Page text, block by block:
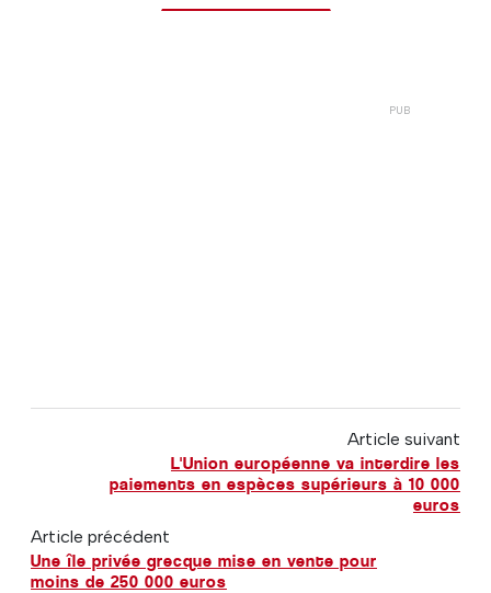
Article suivant
L'Union européenne va interdire les
paiements en espèces supérieurs à 10 000
euros
Article précédent
Une île privée grecque mise en vente pour
moins de 250 000 euros